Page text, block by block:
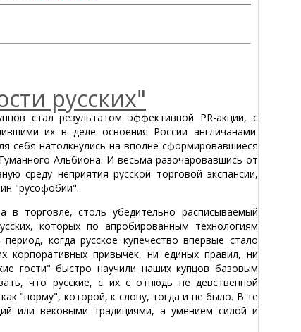
русских"
стал результатом эффективной PR-акции, с
их в деле освоения России англичанами.
себя натолкнулись на вполне сформировавшиеся
Альбиона. И весьма разочаровавшись от
среду неприятия русской торговой экспансии,
"русофобии".
торговле, столь убедительно расписываемый
которых по апробированным технологиям
когда русское купечество впервые стало
привычек, ни единых правил, ни
гости" быстро научили наших купцов базовым
что русские, с их с отнюдь не девственной
"норму", которой, к слову, тогда и не было. В те
или вековыми традициями, а умением силой и